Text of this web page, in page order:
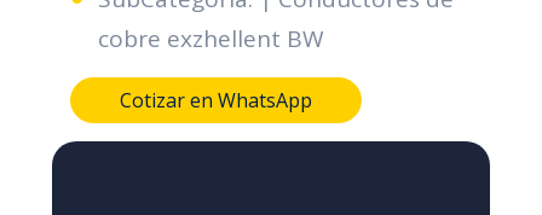
cobre exzhellent BW
Cotizar en WhatsApp